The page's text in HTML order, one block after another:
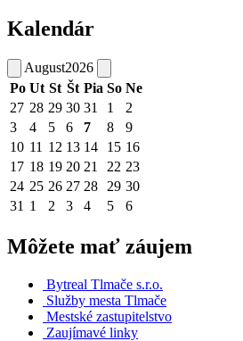
Kalendár
August2026
Po Ut St Št Pia So Ne
27 28 29 30 31 1
2
3
4 5 6 7 8
9
10 11 12 13 14 15 16
17 18 19 20 21 22 23
24 25 26 27 28 29 30
31 1 2 3 4 5 6
Môžete mať záujem
Bytreal Tlmače s.r.o.
Služby mesta Tlmače
Mestské zastupitelstvo
Zaujímavé linky